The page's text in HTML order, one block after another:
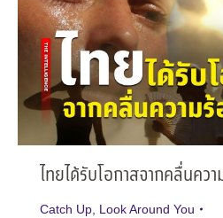
ไทยได้รับโอกาสจากคลื่นคว
Catch Up Look Around You